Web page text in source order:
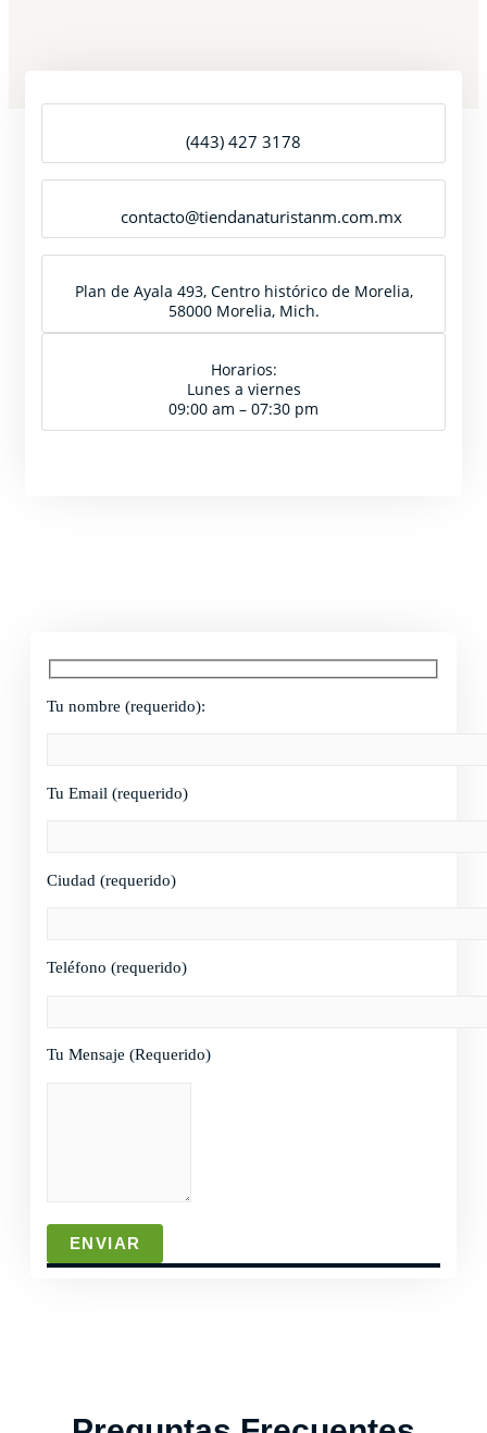
(443) 427 3178
contacto@tiendanaturistanm.com.mx
Plan de Ayala 493, Centro histórico de Morelia,
58000 Morelia, Mich.
Horarios:
Lunes a viernes
09:00 am – 07:30 pm
Tu nombre (requerido):
Tu Email (requerido)
Ciudad (requerido)
Teléfono (requerido)
Tu Mensaje (Requerido)